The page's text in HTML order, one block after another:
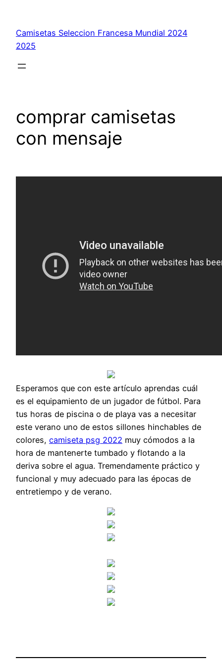
contenido
Camisetas Seleccion Francesa Mundial 2024
2025
comprar camisetas
con mensaje
Esperamos que con este artículo aprendas cuál
es el equipamiento de un jugador de fútbol. Para
tus horas de piscina o de playa vas a necesitar
este verano uno de estos sillones hinchables de
colores, camiseta psg 2022 muy cómodos a la
hora de mantenerte tumbado y flotando a la
deriva sobre el agua. Tremendamente práctico y
funcional y muy adecuado para las épocas de
entretiempo y de verano.